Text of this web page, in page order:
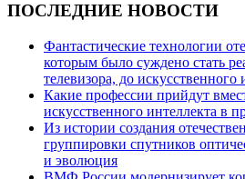
ПОСЛЕДНИЕ НОВОСТИ
Фантастические технологии
которым было суждено стать
телевизора, до искусственного
Какие профессии прийдут
искусственного интеллекта в
Из истории создания
группировки спутников
и эволюция